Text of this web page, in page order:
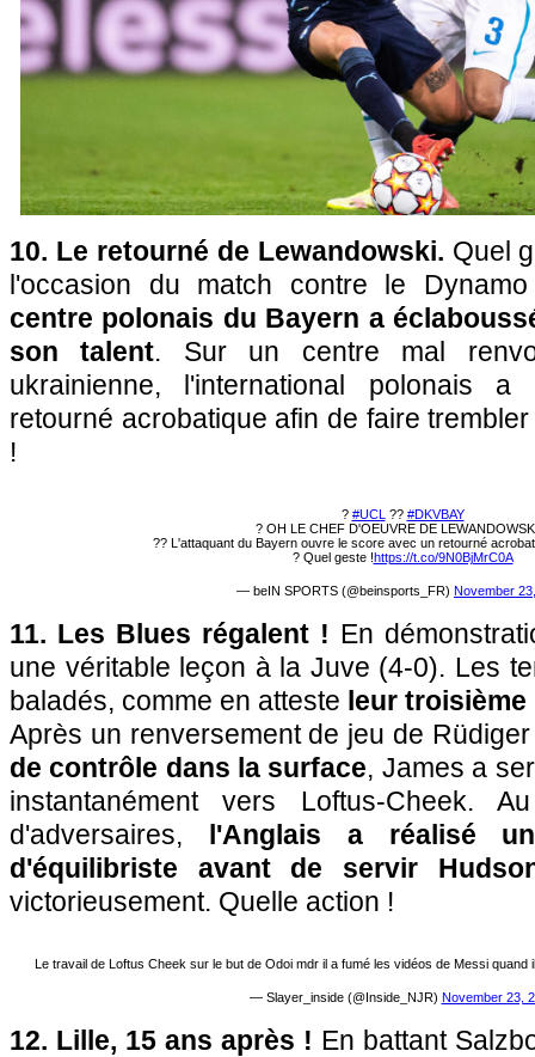
10. Le retourné de Lewandowski. Quel
l'occasion du match contre le
centre polonais du Bayern a
son talent. Sur un centre mal
ukrainienne, l'international polonais
retourné acrobatique afin de faire
!
? #UCL ?? #DKVBAY
? OH LE CHEF D'OEUVRE DE
?? L'attaquant du Bayern ouvre le score avec un retourné
? Quel geste !https://t.co/9N0BjMrC0A
— beIN SPORTS (@beinsports_FR) November
11. Les Blues régalent ! En
une véritable leçon à la Juve (4-0). Les
baladés, comme en atteste leur
Après un renversement de jeu de
de contrôle dans la surface, James a
instantanément vers Loftus-Cheek.
d'adversaires, l'Anglais a réalisé
d'équilibriste avant de servir
victorieusement. Quelle action !
Le travail de Loftus Cheek sur le but de Odoi mdr il a fumé les vidéos de Messi quand
— Slayer_inside (@Inside_NJR) November 23,
12. Lille, 15 ans après ! En battant